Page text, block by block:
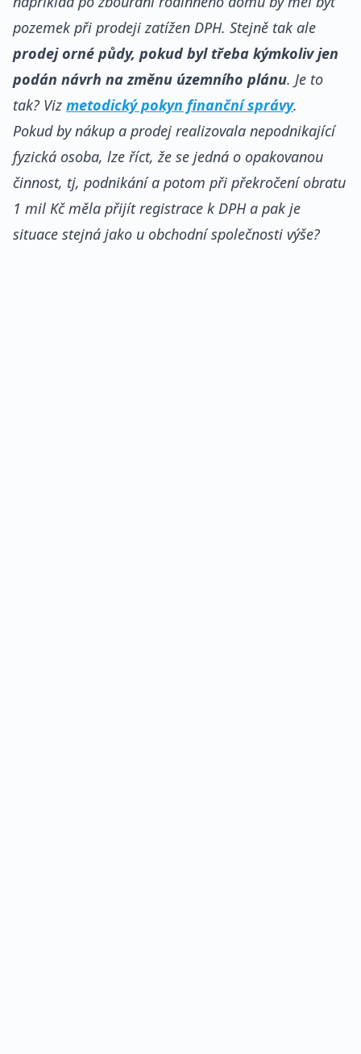
pozemek při prodeji zatížen DPH. Stejně tak ale
prodej orné půdy, pokud byl třeba kýmkoliv jen
podán návrh na změnu územního plánu. Je to
tak? Viz metodický pokyn finanční správy.
Pokud by nákup a prodej realizovala nepodnikající
fyzická osoba, lze říct, že se jedná o opakovanou
činnost, tj, podnikání a potom při překročení obratu
1 mil Kč měla přijít registrace k DPH a pak je
situace stejná jako u obchodní společnosti výše?